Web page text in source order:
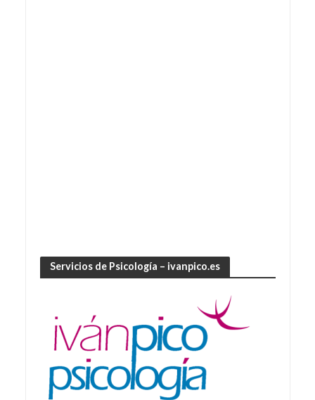
Servicios de Psicología – ivanpico.es